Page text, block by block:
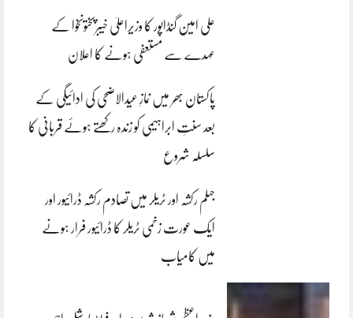
علی امین گنڈاپور کا وزیراعلیٰ خیبرپختونخوا کے
عہدے سے مستعفی ہونے کا اعلان
پاکستان بھر میں نمازِ عیدالاضحی کی ادائیگی کے
بعد سنتِ ابراہیمی کو زندہ رکھتے ہوئے قربانی کا
سلسلہ شروع
جہلم رکشہ اور ٹریلر میں تصادم رکشہ ڈرائیور اور
ایک عورت زخمی ٹریلر کا ڈرائیور فرار ہونے
میں کامیاب